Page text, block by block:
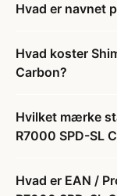
Hvad er navnet
Hvad koster
Carbon?
Hvilket mærke
R7000 SPD-SL
Hvad er EAN /